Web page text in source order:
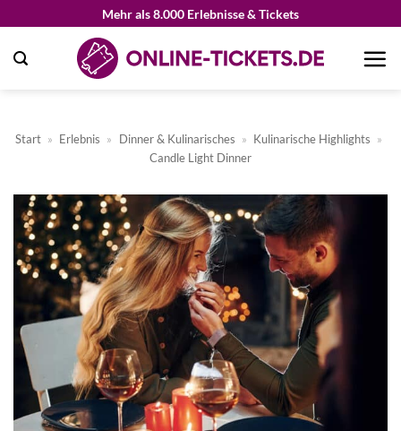
springen
Mehr als 8.000 Erlebnisse & Tickets
Start » Erlebnis » Dinner & Kulinarisches » Kulinarische Highlights »
Candle Light Dinner